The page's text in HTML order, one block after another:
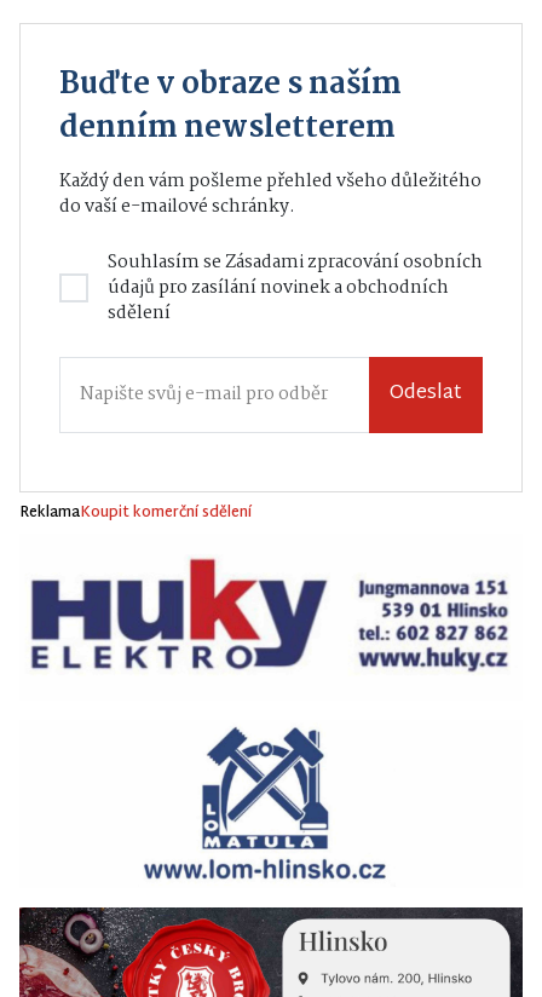
Buďte v obraze s naším
denním newsletterem
Každý den vám pošleme přehled všeho důležitého
do vaší e-mailové schránky.
Souhlasím seZásadami zpracování osobních
údajůpro zasílání novinek a obchodních
sdělení
Odeslat
ReklamaKoupit komerční sdělení